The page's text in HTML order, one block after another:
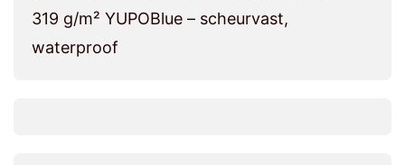
319 g/m² YUPOBlue – scheurvast,
waterproof